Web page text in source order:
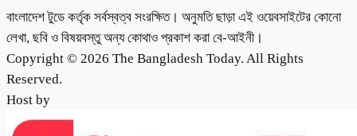
বাংলাদেশ টুডে কর্তৃক সর্বস্বত্ব সংরক্ষিত। অনুমতি ছাড়া এই ওয়েবসাইটের কোনো
লেখা, ছবি ও বিষয়বস্তু অন্য কোথাও প্রকাশ করা বে-আইনী।
Copyright © 2026 The Bangladesh Today. All Rights
Reserved.
Host by